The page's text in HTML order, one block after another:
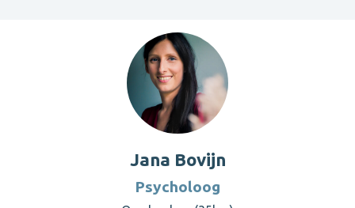
Jana Bovijn
Psycholoog